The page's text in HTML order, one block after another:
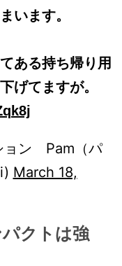
います。
ある持ち帰り用
げてますが。
ョン Pam（パ
March 18,
クトは強